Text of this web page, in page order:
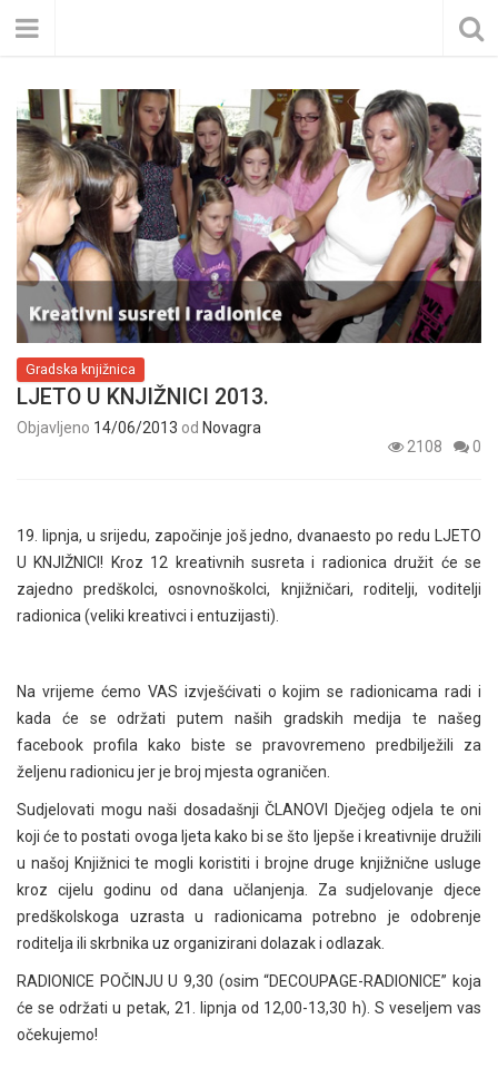
Gradska knjižnica
LJETO U KNJIŽNICI 2013.
Objavljeno 14/06/2013 od Novagra
2108
0
19. lipnja, u srijedu, započinje još jedno, dvanaesto po redu LJETO
U KNJIŽNICI! Kroz 12 kreativnih susreta i radionica družit će se
zajedno predškolci, osnovnoškolci, knjižničari, roditelji, voditelji
radionica (veliki kreativci i entuzijasti).
Na vrijeme ćemo VAS izvješćivati o kojim se radionicama radi i
kada će se održati putem naših gradskih medija te našeg
facebook profila kako biste se pravovremeno predbilježili za
željenu radionicu jer je broj mjesta ograničen.
Sudjelovati mogu naši dosadašnji ČLANOVI Dječjeg odjela te oni
koji će to postati ovoga ljeta kako bi se što ljepše i kreativnije družili
u našoj Knjižnici te mogli koristiti i brojne druge knjižnične usluge
kroz cijelu godinu od dana učlanjenja. Za sudjelovanje djece
predškolskoga uzrasta u radionicama potrebno je odobrenje
roditelja ili skrbnika uz organizirani dolazak i odlazak.
RADIONICE POČINJU U 9,30 (osim “DECOUPAGE-RADIONICE” koja
će se održati u petak, 21. lipnja od 12,00-13,30 h). S veseljem vas
očekujemo!